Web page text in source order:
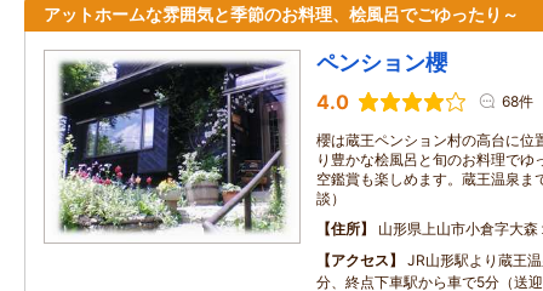
アットホームな雰囲気と季節のお料理、桧風呂でごゆったり～
ペンション櫻
4.0 68件
櫻は蔵王ペンション村の高台に位
り豊かな桧風呂と旬のお料理でゆ
空鑑賞も楽しめます。蔵王温泉ま
談）
住所
山形県上山市小倉字大
アクセス
JR山形駅より蔵王
分、終点下車駅から車で5分（送